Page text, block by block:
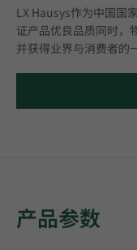
LX Hausys作为中国国
证产品优良品质同时，
并获得业界与消费者的
产品参数